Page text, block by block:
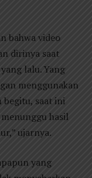
bahwa video
dirinya saat
lalu. Yang
menggunakan
begitu, saat ini
hasil
ujarnya.
yang